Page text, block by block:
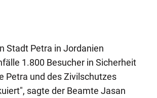
Stadt Petra in Jordanien
1.800 Besucher in Sicherheit
Petra und des Zivilschutzes
sagte der Beamte Jasan